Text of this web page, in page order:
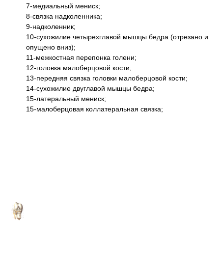
7-медиальный мениск;
8-связка надколенника;
9-надколенник;
10-сухожилие четырехглавой мышцы бедра (отрезано и
опущено вниз);
11-межкостная перепонка голени;
12-головка малоберцовой кости;
13-передняя связка головки малоберцовой кости;
14-сухожилие двуглавой мышцы бедра;
15-латеральный мениск;
15-малоберцовая коллатеральная связка;